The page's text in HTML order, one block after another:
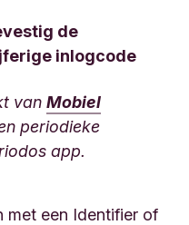
de
inlogcode
van Mobiel
periodieke
app.
met een Identifier of